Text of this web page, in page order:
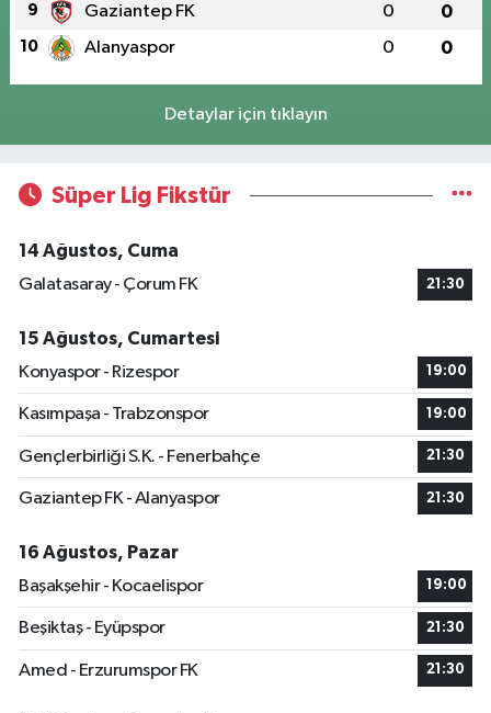
9 Gaziantep FK 0 0
10 Alanyaspor 0 0
Detaylar için tıklayın
Süper Lig Fikstür
14 Ağustos, Cuma
Galatasaray - Çorum FK
21:30
15 Ağustos, Cumartesi
Konyaspor - Rizespor
19:00
Kasımpaşa - Trabzonspor 19:00
Gençlerbirliği S.K. - Fenerbahçe 21:30
Gaziantep FK - Alanyaspor 21:30
16 Ağustos, Pazar
Başakşehir - Kocaelispor
19:00
Beşiktaş - Eyüpspor 21:30
Amed - Erzurumspor FK 21:30